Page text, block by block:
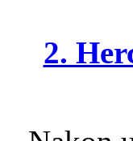
2.